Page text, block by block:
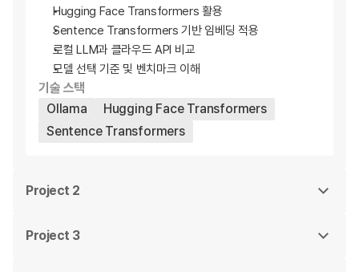
데이터 수집부터 고급 RAG 파이프라인 구축, Gradio
데모까지 구현
Agentic RAG, Self-RAG, Corrective RAG,
멀티모달 RAG 중 1개 적용
고객 상담 / 의료·건강 / 법률 상담 / 요리 레시피 Q&A
중 팀 주제 수행
Context Engineering과 LLMOps를 적용한 Q&A
Hugging Face Transformers 활용
Sentence Transformers 기반 임베딩 적용
로컬 LLM과 클라우드 API 비교
모델 선택 기준 및 벤치마크 이해
기술 스택
Ollama
Hugging Face Transformers
Sentence Transformers
Project 2
Project 3